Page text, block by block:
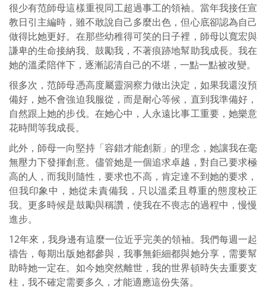
很少有范師母這樣重視同工超過事工的領袖。當年我接任宣
教日引主編時，雖不敢說自己多麼出色，但心底卻認為自己
做得比她更好。在那些幼稚得可笑的日子裡，師母以寬宏與
謙卑的生命接納我、鼓勵我，不著痕跡地幫助我成長。我在
她的溫柔陪伴下，逐漸認清自己的不堪，一點一點被改變。
很多次，范師母憑高度屬靈洞察力做出決定，如果我還沒預
備好，她不會強迫我服從，而是耐心等候，直到我準備好，
自然跟上她的步伐。在她心中，人永遠比事工重要，她樂意
花時間等我成長。
此外，師母一向堅持「容錯才能創新」的理念，她讓我在毫
無壓力下發揮創意。儘管她是一個追求卓越，對自己要求極
高的人，而我則隨性，要求也不高，肯定達不到她的要求，
但我印象中，她從未責備我，只以溫柔且尊重的態度校正
我。更多時候是鼓勵與稱讚，使我在不喪志的過程中，慢慢
進步。
12年來，我身邊有這麼一位近乎完美的領袖。我們每週一起
禱告，每期出版她都參與，我事無鉅細都與她分享，需要幫
助時她一定在。如今她突然離世，我的世界頓時失去重要支
柱，我不確定需要多久，才能適應這份失落。